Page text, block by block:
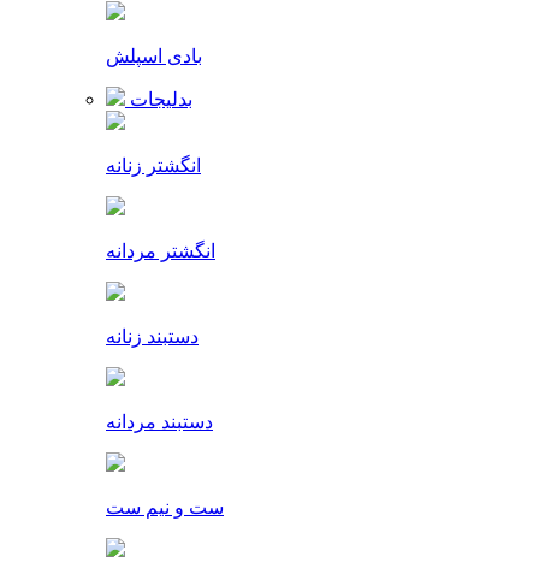
بادی اسپلش
بدلیجات
انگشتر زنانه
انگشتر مردانه
دستبند زنانه
دستبند مردانه
ست و نیم ست